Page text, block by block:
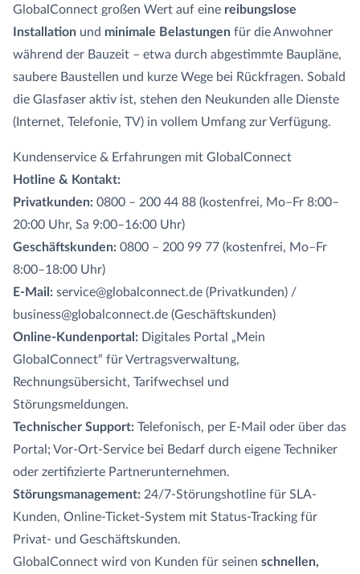
GlobalConnect großen Wert auf eine reibungslose
Installation und minimale Belastungen für die Anwohner
während der Bauzeit – etwa durch abgestimmte Baupläne,
saubere Baustellen und kurze Wege bei Rückfragen. Sobald
die Glasfaser aktiv ist, stehen den Neukunden alle Dienste
(Internet, Telefonie, TV) in vollem Umfang zur Verfügung.
Kundenservice & Erfahrungen mit GlobalConnect
Hotline & Kontakt:
Privatkunden: 0800 – 200 44 88 (kostenfrei, Mo–Fr 8:00–
20:00 Uhr, Sa 9:00–16:00 Uhr)
Geschäftskunden: 0800 – 200 99 77 (kostenfrei, Mo–Fr
8:00–18:00 Uhr)
E-Mail: service@globalconnect.de (Privatkunden) /
business@globalconnect.de (Geschäftskunden)
Online-Kundenportal: Digitales Portal „Mein
GlobalConnect“ für Vertragsverwaltung,
Rechnungsübersicht, Tarifwechsel und
Störungsmeldungen.
Technischer Support: Telefonisch, per E-Mail oder über das
Portal; Vor-Ort-Service bei Bedarf durch eigene Techniker
oder zertifizierte Partnerunternehmen.
Störungsmanagement: 24/7-Störungshotline für SLA-
Kunden, Online-Ticket-System mit Status-Tracking für
Privat- und Geschäftskunden.
GlobalConnect wird von Kunden für seinen schnellen,